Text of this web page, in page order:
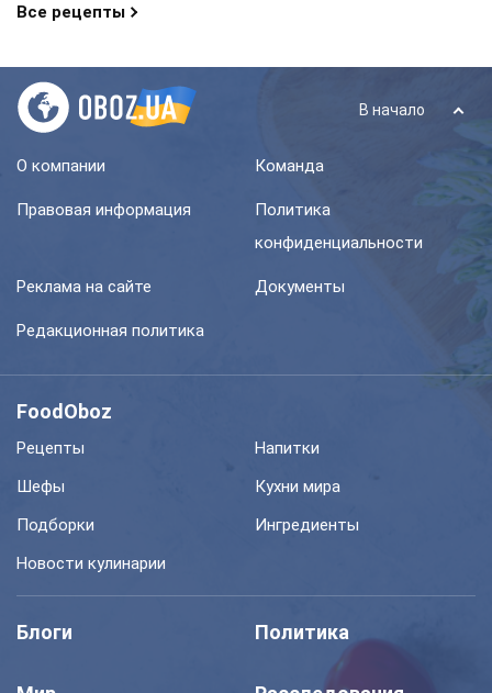
Все рецепты
В начало
О компании Команда
Правовая информация
Политика
конфиденциальности
Реклама на сайте Документы
Редакционная политика
FoodOboz
Рецепты
Напитки
Шефы
Кухни мира
Подборки
Ингредиенты
Новости кулинарии
Блоги Политика